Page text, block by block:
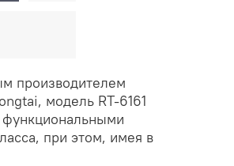
производителем
модель RT-6161
функциональными
при этом, имея в